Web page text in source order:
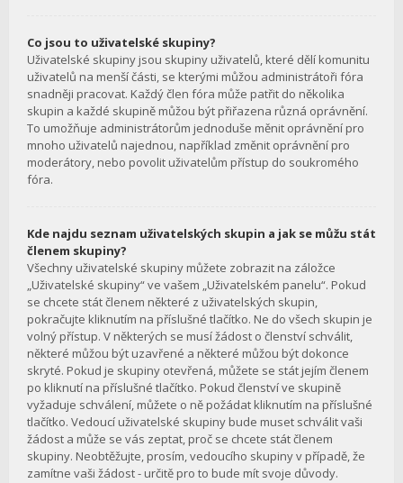
Co jsou to uživatelské skupiny?
Uživatelské skupiny jsou skupiny uživatelů, které dělí komunitu
uživatelů na menší části, se kterými můžou administrátoři fóra
snadněji pracovat. Každý člen fóra může patřit do několika
skupin a každé skupině můžou být přiřazena různá oprávnění.
To umožňuje administrátorům jednoduše měnit oprávnění pro
mnoho uživatelů najednou, například změnit oprávnění pro
moderátory, nebo povolit uživatelům přístup do soukromého
fóra.
Kde najdu seznam uživatelských skupin a jak se můžu stát
členem skupiny?
Všechny uživatelské skupiny můžete zobrazit na záložce
„Uživatelské skupiny“ ve vašem „Uživatelském panelu“. Pokud
se chcete stát členem některé z uživatelských skupin,
pokračujte kliknutím na příslušné tlačítko. Ne do všech skupin je
volný přístup. V některých se musí žádost o členství schválit,
některé můžou být uzavřené a některé můžou být dokonce
skryté. Pokud je skupiny otevřená, můžete se stát jejím členem
po kliknutí na příslušné tlačítko. Pokud členství ve skupině
vyžaduje schválení, můžete o ně požádat kliknutím na příslušné
tlačítko. Vedoucí uživatelské skupiny bude muset schválit vaši
žádost a může se vás zeptat, proč se chcete stát členem
skupiny. Neobtěžujte, prosím, vedoucího skupiny v případě, že
zamítne vaši žádost - určitě pro to bude mít svoje důvody.